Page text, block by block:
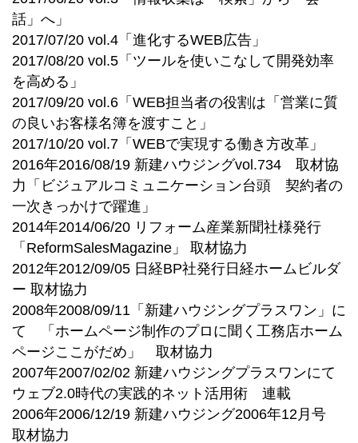
話」へ」
2017/07/20 vol.4「進化するWEB広告」
2017/08/20 vol.5「ツールを使いこなして開発効率
を高める」
2017/09/20 vol.6「WEB担当者の役割は「営業に質
の良いお客様名簿を渡すこと」
2017/10/20 vol.7「WEBで実現する働き方改革」
2016年2016/08/19 新建ハウジングvol.734 取材協
力「ビジュアルコミュニケーション台頭 契約者の
一次きっかけで躍進」
2014年2014/06/20 リフォーム産業新聞社様発行
「ReformSalesMagazine」 取材協力
2012年2012/09/05 日経BP社発行日経ホームビルダ
ー 取材協力
2008年2008/09/11「新建ハウジングプラスワン」に
て 「ホームページ制作のプロに聞く工務店ホーム
ページここがだめ」 取材協力
2007年2007/02/02 新建ハウジングプラスワンにて
ウェブ2.0時代の実践的ネット活用術 連載
2006年2006/12/19 新建ハウジング2006年12月号
取材協力